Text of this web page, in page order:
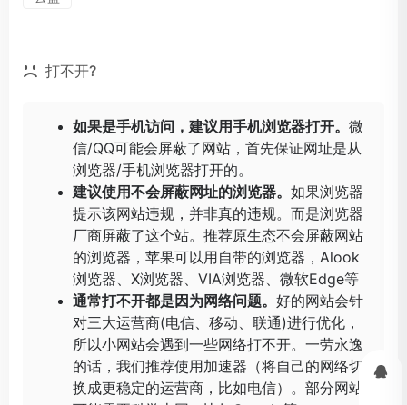
打不开?
如果是手机访问，建议用手机浏览器打开。 微
信/QQ可能会屏蔽了网站，首先保证网址是从
浏览器/手机浏览器打开的。
建议使用不会屏蔽网址的浏览器。 如果浏览器
提示该网站违规，并非真的违规。而是浏览器
厂商屏蔽了这个站。推荐原生态不会屏蔽网站
的浏览器，苹果可以用自带的浏览器， Alook
浏览器
X浏览器 VIA浏览器 微软Edge等
通常打不开都是因为网络问题。 好的网站会针
对三大运营商(电信、移动、联通)进行优化，
所以小网站会遇到一些网络打不开。一劳永逸
的话，我们推荐使用加速器（将自己的网络切
换成更稳定的运营商，比如电信）。部分网站